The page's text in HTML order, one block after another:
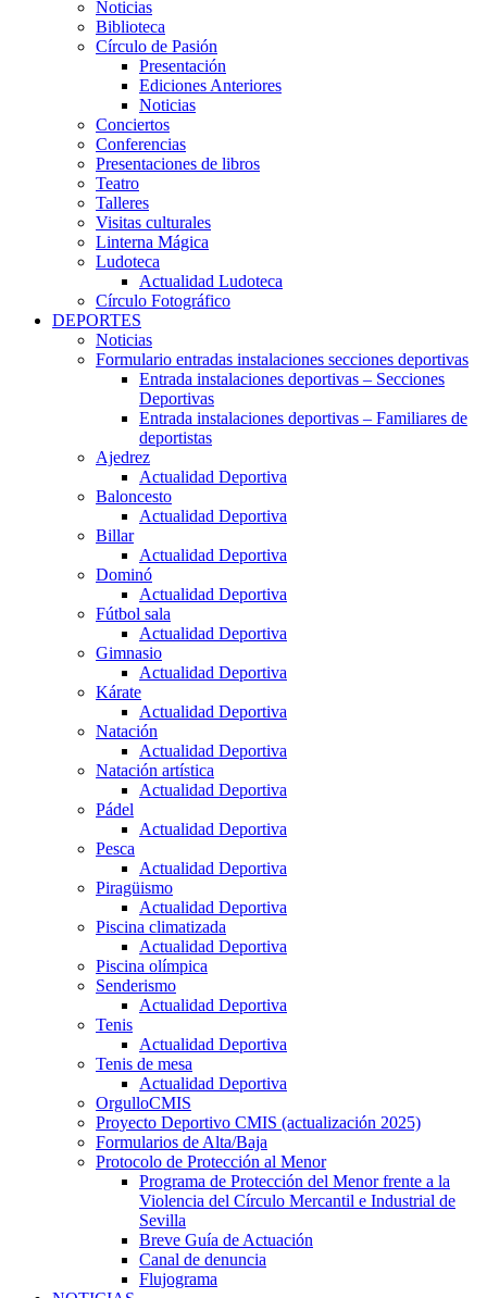
Noticias
Biblioteca
Círculo de Pasión
Presentación
Ediciones Anteriores
Noticias
Conciertos
Conferencias
Presentaciones de libros
Teatro
Talleres
Visitas culturales
Linterna Mágica
Ludoteca
Actualidad Ludoteca
Círculo Fotográfico
DEPORTES
Noticias
Formulario entradas instalaciones secciones deportivas
Entrada instalaciones deportivas – Secciones
Deportivas
Entrada instalaciones deportivas – Familiares de
deportistas
Ajedrez
Actualidad Deportiva
Baloncesto
Actualidad Deportiva
Billar
Actualidad Deportiva
Dominó
Actualidad Deportiva
Fútbol sala
Actualidad Deportiva
Gimnasio
Actualidad Deportiva
Kárate
Actualidad Deportiva
Natación
Actualidad Deportiva
Natación artística
Actualidad Deportiva
Pádel
Actualidad Deportiva
Pesca
Actualidad Deportiva
Piragüismo
Actualidad Deportiva
Piscina climatizada
Actualidad Deportiva
Piscina olímpica
Senderismo
Actualidad Deportiva
Tenis
Actualidad Deportiva
Tenis de mesa
Actualidad Deportiva
OrgulloCMIS
Proyecto Deportivo CMIS (actualización 2025)
Formularios de Alta/Baja
Protocolo de Protección al Menor
Programa de Protección del Menor frente a la
Violencia del Círculo Mercantil e Industrial de
Sevilla
Breve Guía de Actuación
Canal de denuncia
Flujograma